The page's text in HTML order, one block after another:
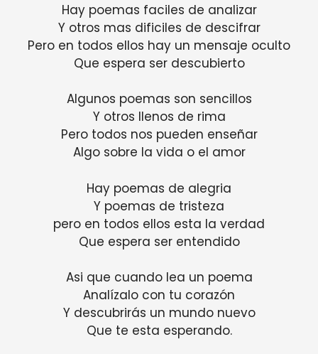
Hay poemas faciles de analizar
Y otros mas dificiles de descifrar
Pero en todos ellos hay un mensaje oculto
Que espera ser descubierto
Algunos poemas son sencillos
Y otros llenos de rima
Pero todos nos pueden enseñar
Algo sobre la vida o el amor
Hay poemas de alegria
Y poemas de tristeza
pero en todos ellos esta la verdad
Que espera ser entendido
Asi que cuando lea un poema
Analízalo con tu corazón
Y descubrirás un mundo nuevo
Que te esta esperando.